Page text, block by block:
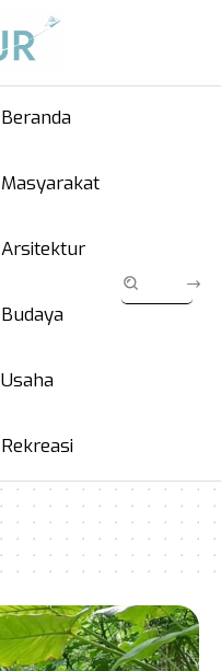
Beranda
Masyarakat
Arsitektur
Budaya
Usaha
Rekreasi